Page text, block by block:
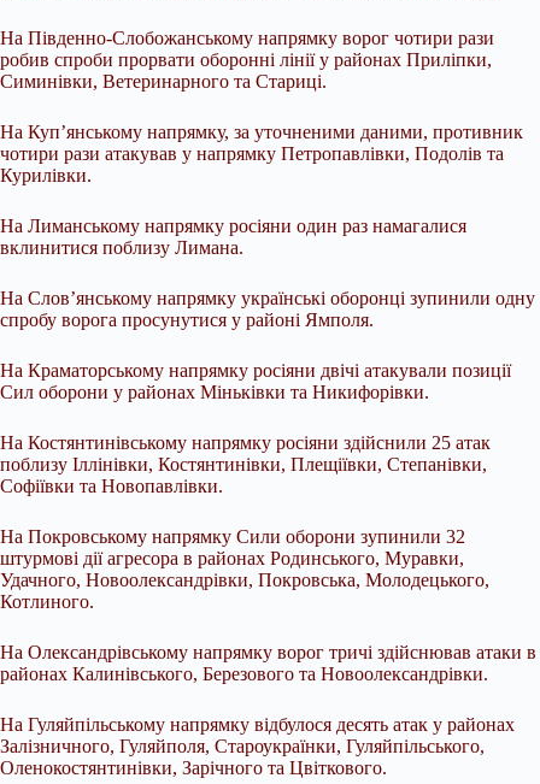
На Південно-Слобожанському напрямку ворог чотири рази
робив спроби прорвати оборонні лінії у районах Приліпки,
Симинівки, Ветеринарного та Стариці.
На Куп’янському напрямку, за уточненими даними, противник
чотири рази атакував у напрямку Петропавлівки, Подолів та
Курилівки.
На Лиманському напрямку росіяни один раз намагалися
вклинитися поблизу Лимана.
На Слов’янському напрямку українські оборонці зупинили одну
спробу ворога просунутися у районі Ямполя.
На Краматорському напрямку росіяни двічі атакували позиції
Сил оборони у районах Міньківки та Никифорівки.
На Костянтинівському напрямку росіяни здійснили 25 атак
поблизу Іллінівки, Костянтинівки, Плещіївки, Степанівки,
Софіївки та Новопавлівки.
На Покровському напрямку Сили оборони зупинили 32
штурмові дії агресора в районах Родинського, Муравки,
Удачного, Новоолександрівки, Покровська, Молодецького,
Котлиного.
На Олександрівському напрямку ворог тричі здійснював атаки в
районах Калинівського, Березового та Новоолександрівки.
На Гуляйпільському напрямку відбулося десять атак у районах
Залізничного, Гуляйполя, Староукраїнки, Гуляйпільського,
Оленокостянтинівки, Зарічного та Цвіткового.